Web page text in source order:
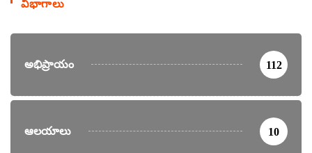
విభాగాలు
అభిప్రాయం 112
ఆలయాలు 10